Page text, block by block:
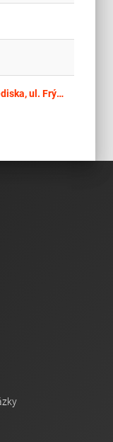
Revitalizace budovy nákupního střediska, ul. Frýdecká, Vratimov